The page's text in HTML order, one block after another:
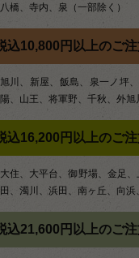
八橋、寺内、泉（一部除く）
込10,800円以上のご注
旭川、新屋、飯島、泉一ノ坪
陽、山王、将軍野、千秋、外
込16,200円以上のご注
大住、大平台、御野場、金足
田、濁川、浜田、南ヶ丘、向
込21,600円以上のご注